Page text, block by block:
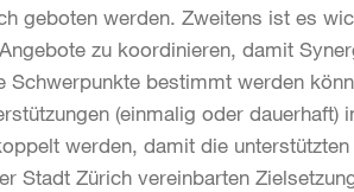
geboten werden. Zweitens ist es
zu koordinieren, damit
Schwerpunkte bestimmt werden
(einmalig oder dauerhaft)
werden, damit die
Stadt Zürich vereinbarten